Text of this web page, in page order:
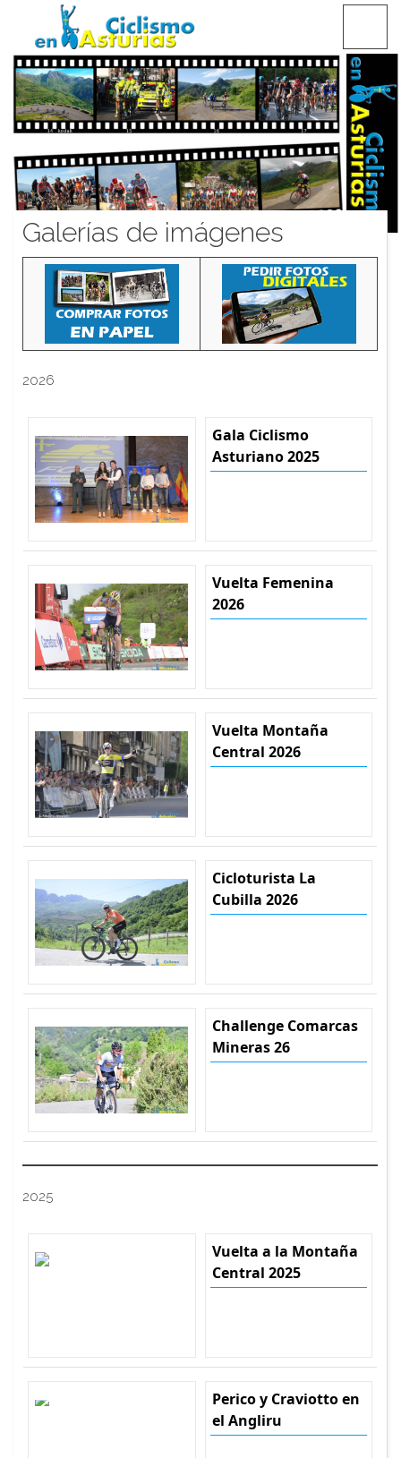
CICLISMO EN ASTURIAS
Galerías de imágenes
2026
Gala Ciclismo
Asturiano 2025
Vuelta Femenina
2026
Vuelta Montaña
Central 2026
Cicloturista La
Cubilla 2026
Challenge Comarcas
Mineras 26
2025
Vuelta a la Montaña
Central 2025
Perico y Craviotto en
el Angliru